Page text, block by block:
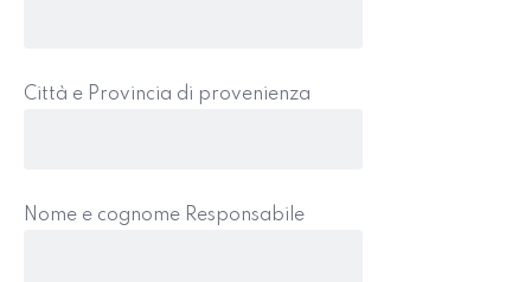
Città e Provincia di provenienza
Nome e cognome Responsabile